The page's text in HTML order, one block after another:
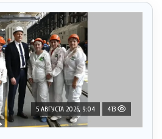
5 АВГУСТА 2026, 9:04 413